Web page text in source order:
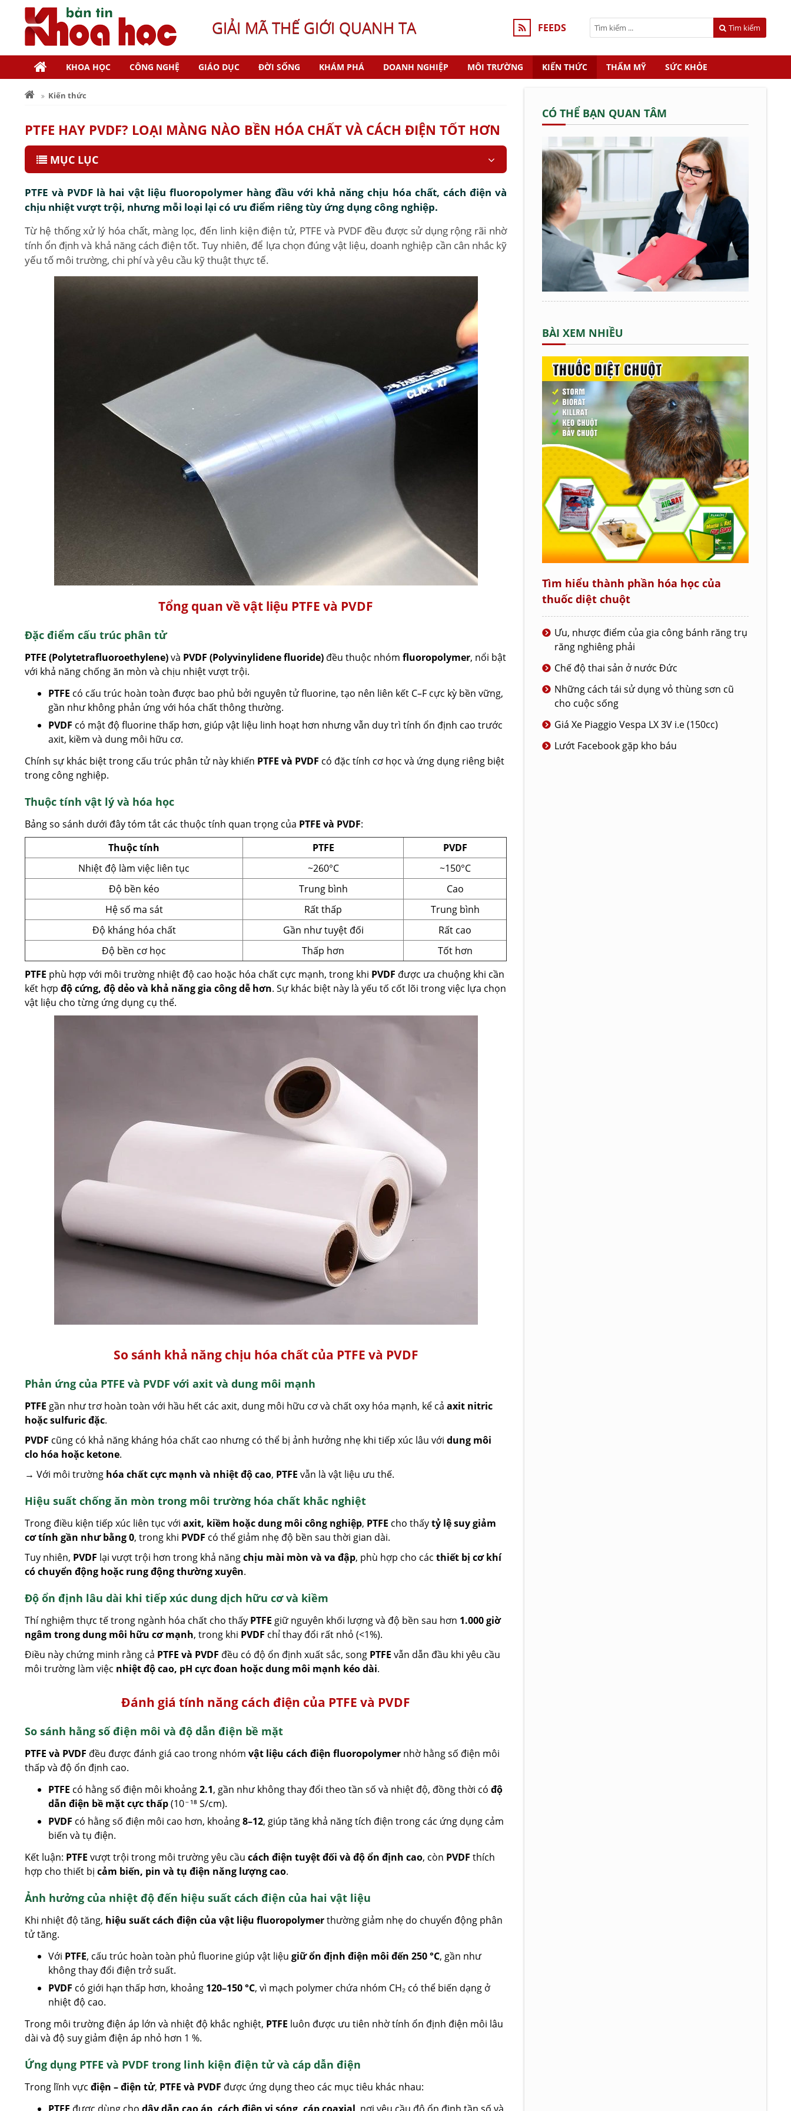
GIẢI MÃ THẾ GIỚI QUANH TA FEEDS Tìm kiếm
KHOA HỌC CÔNG NGHỆ GIÁO DỤC ĐỜI SỐNG KHÁM PHÁ DOANH NGHIỆP MÔI TRƯỜNG KIẾN THỨC THẨM MỸ SỨC KHỎE
Kiến thức
PTFE HAY PVDF? LOẠI MÀNG NÀO BỀN HÓA CHẤT VÀ CÁCH ĐIỆN TỐT HƠN
MỤC LỤC
PTFE và PVDF là hai vật liệu fluoropolymer hàng đầu với khả năng chịu hóa chất, cách điện và
chịu nhiệt vượt trội, nhưng mỗi loại lại có ưu điểm riêng tùy ứng dụng công nghiệp.
Từ hệ thống xử lý hóa chất, màng lọc, đến linh kiện điện tử, PTFE và PVDF đều được sử dụng rộng rãi nhờ
tính ổn định và khả năng cách điện tốt. Tuy nhiên, để lựa chọn đúng vật liệu, doanh nghiệp cần cân nhắc kỹ
yếu tố môi trường, chi phí và yêu cầu kỹ thuật thực tế.
Tổng quan về vật liệu PTFE và PVDF
Đặc điểm cấu trúc phân tử
PTFE (Polytetrafluoroethylene)và PVDF (Polyvinylidene fluoride) đều thuộc nhóm fluoropolymer, nổi bật
với khả năng chống ăn mòn và chịu nhiệt vượt trội.
PTFE có cấu trúc hoàn toàn được bao phủ bởi nguyên tử fluorine, tạo nên liên kết C–F cực kỳ bền vững,
gần như không phản ứng với hóa chất thông thường.
PVDF có mật độ fluorine thấp hơn, giúp vật liệu linh hoạt hơn nhưng vẫn duy trì tính ổn định cao trước
axit, kiềm và dung môi hữu cơ.
Chính sự khác biệt trong cấu trúc phân tử này khiến PTFE và PVDF có đặc tính cơ học và ứng dụng riêng biệt
trong công nghiệp.
Thuộc tính vật lý và hóa học
Bảng so sánh dưới đây tóm tắt các thuộc tính quan trọng của PTFE và PVDF:
Thuộc tính
PTFE
PVDF
Nhiệt độ làm việc liên tục
~260°C
~150°C
Độ bền kéo
Trung bình
Cao
Hệ số ma sát
Rất thấp
Trung bình
Độ kháng hóa chất
Gần như tuyệt đối
Rất cao
Độ bền cơ học
Thấp hơn
Tốt hơn
PTFE phù hợp với môi trường nhiệt độ cao hoặc hóa chất cực mạnh, trong khi PVDF được ưa chuộng khi cần
kết hợp độ cứng, độ dẻo và khả năng gia công dễ hơn. Sự khác biệt này là yếu tố cốt lõi trong việc lựa chọn
vật liệu cho từng ứng dụng cụ thể.
So sánh khả năng chịu hóa chất của PTFE và PVDF
Phản ứng của PTFE và PVDF với axit và dung môi mạnh
PTFE gần như trơ hoàn toàn với hầu hết các axit, dung môi hữu cơ và chất oxy hóa mạnh, kể cả axit nitric
hoặc sulfuric đặc.
PVDF cũng có khả năng kháng hóa chất cao nhưng có thể bị ảnh hưởng nhẹ khi tiếp xúc lâu với dung môi
clo hóa hoặc ketone.
→ Với môi trường hóa chất cực mạnh và nhiệt độ cao, PTFE vẫn là vật liệu ưu thế.
Hiệu suất chống ăn mòn trong môi trường hóa chất khắc nghiệt
Trong điều kiện tiếp xúc liên tục với axit, kiềm hoặc dung môi công nghiệp, PTFE cho thấytỷ lệ suy giảm
cơ tính gần như bằng 0, trong khi PVDF có thể giảm nhẹ độ bền sau thời gian dài.
Tuy nhiên, PVDF lại vượt trội hơn trong khả năngchịu mài mòn và va đập, phù hợp cho các thiết bị cơ khí
có chuyển động hoặc rung động thường xuyên.
Độ ổn định lâu dài khi tiếp xúc dung dịch hữu cơ và kiềm
Thí nghiệm thực tế trong ngành hóa chất cho thấy PTFE giữ nguyên khối lượng và độ bền sau hơn 1.000 giờ
ngâm trong dung môi hữu cơ mạnh, trong khi PVDF chỉ thay đổi rất nhỏ (<1%).
Điều này chứng minh rằng cả PTFE và PVDF đều có độ ổn định xuất sắc, song PTFE vẫn dẫn đầu khi yêu cầu
môi trường làm việc nhiệt độ cao, pH cực đoan hoặc dung môi mạnh kéo dài.
Đánh giá tính năng cách điện của PTFE và PVDF
So sánh hằng số điện môi và độ dẫn điện bề mặt
PTFE và PVDF đều được đánh giá cao trong nhóm vật liệu cách điện fluoropolymer nhờ hằng số điện môi
thấp và độ ổn định cao.
PTFE có hằng số điện môi khoảng2.1, gần như không thay đổi theo tần số và nhiệt độ, đồng thời có độ
dẫn điện bề mặt cực thấp(10⁻¹⁸ S/cm).
PVDF có hằng số điện môi cao hơn, khoảng8–12, giúp tăng khả năng tích điện trong các ứng dụng cảm
biến và tụ điện.
Kết luận: PTFE vượt trội trong môi trường yêu cầu cách điện tuyệt đối và độ ổn định cao, còn PVDF thích
hợp cho thiết bị cảm biến, pin và tụ điện năng lượng cao.
Ảnh hưởng của nhiệt độ đến hiệu suất cách điện của hai vật liệu
Khi nhiệt độ tăng, hiệu suất cách điện của vật liệu fluoropolymerthường giảm nhẹ do chuyển động phân
tử tăng.
Với PTFE, cấu trúc hoàn toàn phủ fluorine giúp vật liệu giữ ổn định điện môi đến 250 °C, gần như
không thay đổi điện trở suất.
PVDF có giới hạn thấp hơn, khoảng 120–150 °C, vì mạch polymer chứa nhóm CH₂ có thể biến dạng ở
nhiệt độ cao.
Trong môi trường điện áp lớn và nhiệt độ khắc nghiệt, PTFE luôn được ưu tiên nhờ tính ổn định điện môi lâu
dài và độ suy giảm điện áp nhỏ hơn 1 %.
Ứng dụng PTFE và PVDF trong linh kiện điện tử và cáp dẫn điện
Trong lĩnh vực điện – điện tử, PTFE và PVDF được ứng dụng theo các mục tiêu khác nhau:
CÓ THỂ BẠN QUAN TÂM
BÀI XEM NHIỀU
Tìm hiểu thành phần hóa học của
thuốc diệt chuột
Ưu, nhược điểm của gia công bánh răng trụ
răng nghiêng phải
Chế độ thai sản ở nước Đức
Những cách tái sử dụng vỏ thùng sơn cũ
cho cuộc sống
Giá Xe Piaggio Vespa LX 3V i.e (150cc)
Lướt Facebook gặp kho báu